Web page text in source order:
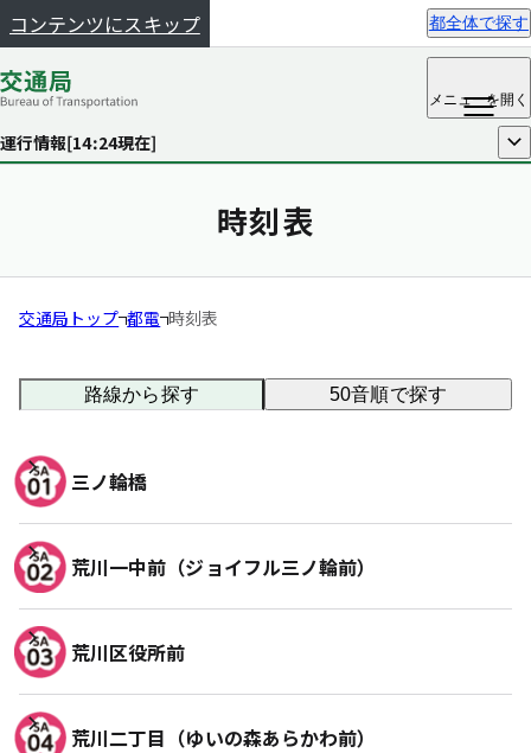
コンテンツにスキップ 都全体で探す
メニューを開く
運行情報[14:24現在] 開く
時刻表
交通局トップ 都電 時刻表
路線から探す 50音順で探す
三ノ輪橋
荒川一中前（ジョイフル三ノ輪前）
荒川区役所前
荒川二丁目（ゆいの森あらかわ前）